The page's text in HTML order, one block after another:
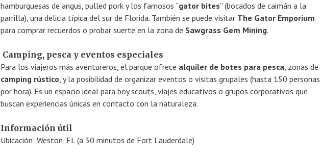
hamburguesas de angus, pulled pork y los famosos “gator bites” (bocados de caimán a la
parrilla), una delicia típica del sur de Florida. También se puede visitar The Gator Emporium
para comprar recuerdos o probar suerte en la zona de Sawgrass Gem Mining.
Camping, pesca y eventos especiales
Para los viajeros más aventureros, el parque ofrece alquiler de botes para pesca, zonas de
camping rústico, y la posibilidad de organizar eventos o visitas grupales (hasta 150 personas
por hora). Es un espacio ideal para boy scouts, viajes educativos o grupos corporativos que
buscan experiencias únicas en contacto con la naturaleza.
Información útil
Ubicación: Weston, FL (a 30 minutos de Fort Lauderdale)